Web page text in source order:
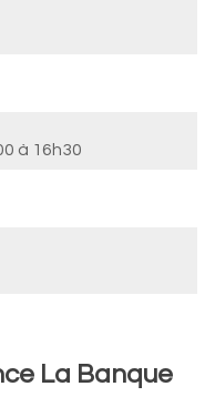
à 16h30
La Banque